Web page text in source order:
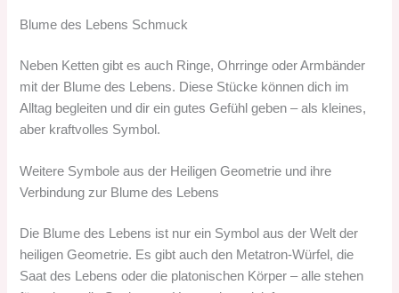
Blume des Lebens Schmuck
Neben Ketten gibt es auch Ringe, Ohrringe oder Armbänder
mit der Blume des Lebens. Diese Stücke können dich im
Alltag begleiten und dir ein gutes Gefühl geben – als kleines,
aber kraftvolles Symbol.
Weitere Symbole aus der Heiligen Geometrie und ihre
Verbindung zur Blume des Lebens
Die Blume des Lebens ist nur ein Symbol aus der Welt der
heiligen Geometrie. Es gibt auch den Metatron-Würfel, die
Saat des Lebens oder die platonischen Körper – alle stehen